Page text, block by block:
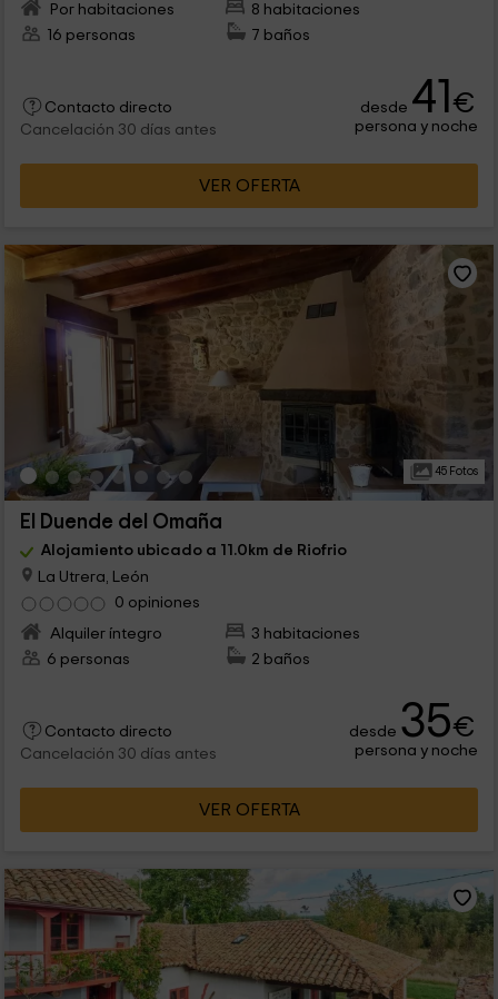
Por habitaciones
8 habitaciones
16 personas
7 baños
Contacto directo
Cancelación 30 días antes
desde 41€
persona y noche
VER OFERTA
45 Fotos
El Duende del Omaña
Alojamiento ubicado a 11.0km de Riofrio
La Utrera, León
0 opiniones
Alquiler íntegro
3 habitaciones
6 personas
2 baños
Contacto directo
Cancelación 30 días antes
desde 35€
persona y noche
VER OFERTA